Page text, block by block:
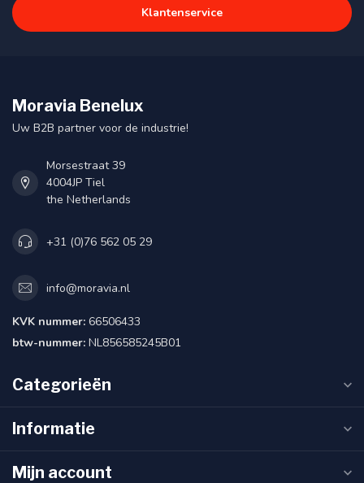
Klantenservice
Moravia Benelux
Uw B2B partner voor de industrie!
Morsestraat 39
4004JP Tiel
the Netherlands
+31 (0)76 562 05 29
info@moravia.nl
KVK nummer: 66506433
btw-nummer: NL856585245B01
Categorieën
Informatie
Mijn account